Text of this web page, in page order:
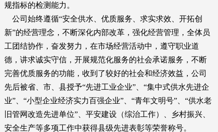
规指标的检测能力。
公司始终遵循“安全供水、优质服务、求实求效、开拓创
新”的经营理念，不断深化内部改革，强化经营管理，全体员
工团结协作，奋发努力，在市场经营活动中，遵守职业道
德，讲求诚实守信，开展规范化服务的社会承诺服务，不断
完善优质服务的功能，收到了较好的社会和经济效益，公司
先后被省、市、县授予“先进工业企业”、“集中式供水先进企
业”、“小型企业经济实力百强企业”、“青年文明号”、“供水老
旧管网改造先进单位”、平安建设（综治工作）、乡村振兴、
安全生产等多项工作中获得县级先进表彰等荣誉称号。